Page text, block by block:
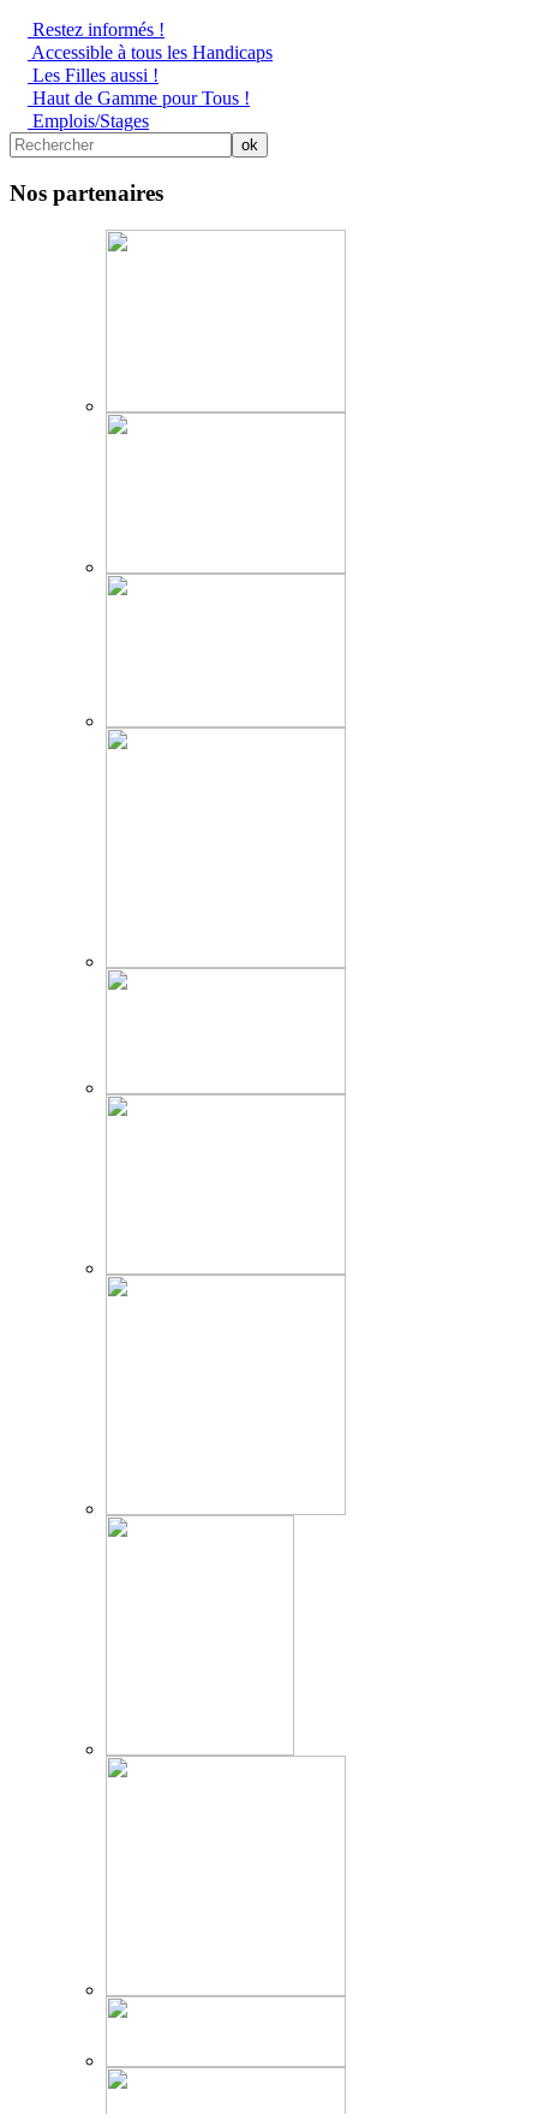
Restez informés !
Accessible à tous les Handicaps
Les Filles aussi !
Haut de Gamme pour Tous !
Emplois/Stages
Nos partenaires